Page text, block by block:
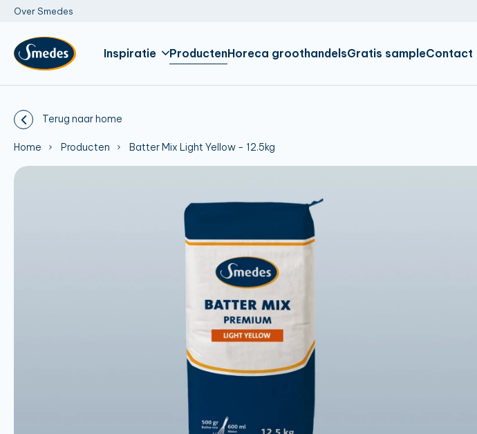
Over Smedes
Inspiratie ProductenHoreca groothandelsGratis sampleContact
EN
Terug naar home
Home Producten Batter Mix Light Yellow - 12.5kg